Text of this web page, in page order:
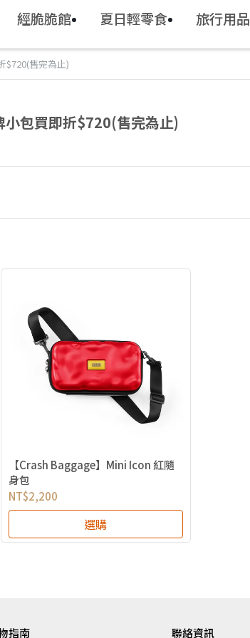
經脆脆館 夏日輕零食 旅行用品
$720(售完為止)
小包買即折$720(售完為止)
【Crash Baggage】Mini Icon 紅隨
身包
NT$2,200
選購
指南 聯絡資訊